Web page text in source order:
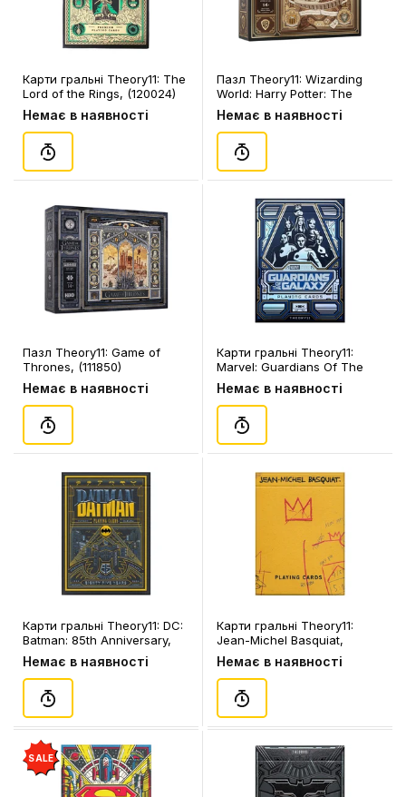
Карти гральні Theory11: The
Lord of the Rings, (120024)
Немає в наявності
Пазл Theory11: Wizarding
World: Harry Potter: The
Hogwards Castle, (111836)
Немає в наявності
Пазл Theory11: Game of
Thrones, (111850)
Немає в наявності
Карти гральні Theory11:
Marvel: Guardians Of The
Galaxy, (557872)
Немає в наявності
Карти гральні Theory11: DC:
Batman: 85th Anniversary,
(968117)
Немає в наявності
Карти гральні Theory11:
Jean-Michel Basquiat,
(120053)
Немає в наявності
SALE